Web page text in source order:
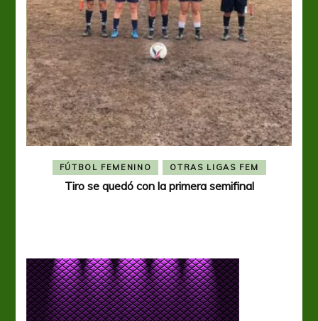
FÚTBOL FEMENINO OTRAS LIGAS FEM
Tiro se quedó con la primera semifinal